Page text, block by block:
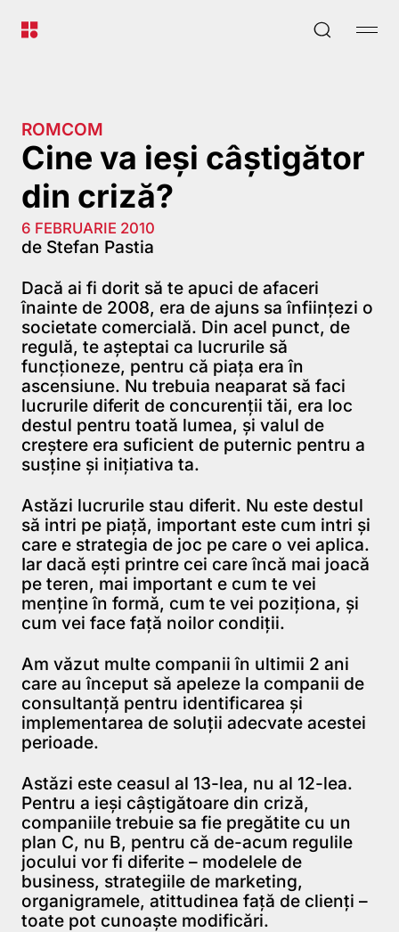
ROMCOM
Cine va ieşi câştigător
din criză?
6 FEBRUARIE 2010
de Stefan Pastia
Dacă ai fi dorit să te apuci de afaceri
înainte de 2008, era de ajuns sa înfiinţezi o
societate comercială. Din acel punct, de
regulă, te aşteptai ca lucrurile să
funcţioneze, pentru că piaţa era în
ascensiune. Nu trebuia neaparat să faci
lucrurile diferit de concurenţii tăi, era loc
destul pentru toată lumea, şi valul de
creştere era suficient de puternic pentru a
susţine şi iniţiativa ta.
Astăzi lucrurile stau diferit. Nu este destul
să intri pe piaţă, important este cum intri şi
care e strategia de joc pe care o vei aplica.
Iar dacă eşti printre cei care încă mai joacă
pe teren, mai important e cum te vei
menţine în formă, cum te vei poziţiona, şi
cum vei face faţă noilor condiţii.
Am văzut multe companii în ultimii 2 ani
care au început să apeleze la companii de
consultanţă pentru identificarea şi
implementarea de soluţii adecvate acestei
perioade.
Astăzi este ceasul al 13-lea, nu al 12-lea.
Pentru a ieşi câştigătoare din criză,
companiile trebuie sa fie pregătite cu un
plan C, nu B, pentru că de-acum regulile
jocului vor fi diferite – modelele de
business, strategiile de marketing,
organigramele, atittudinea faţă de clienţi –
toate pot cunoaşte modificări.